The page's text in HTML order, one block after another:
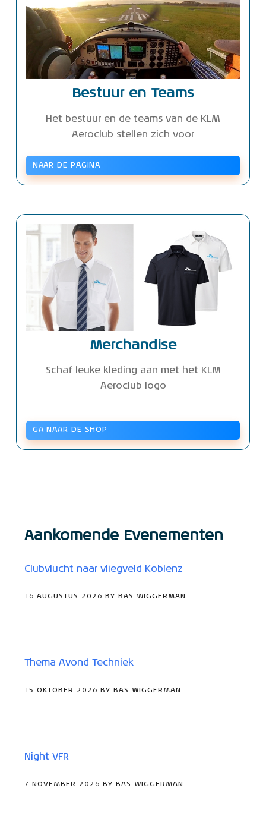
Bestuur en Teams
Het bestuur en de teams van de KLM
Aeroclub stellen zich voor
NAAR DE PAGINA
Merchandise
Schaf leuke kleding aan met het KLM
Aeroclub logo
GA NAAR DE SHOP
Aankomende Evenementen
Clubvlucht naar vliegveld Koblenz
16 AUGUSTUS 2026 BY BAS WIGGERMAN
Thema Avond Techniek
15 OKTOBER 2026 BY BAS WIGGERMAN
Night VFR
7 NOVEMBER 2026 BY BAS WIGGERMAN